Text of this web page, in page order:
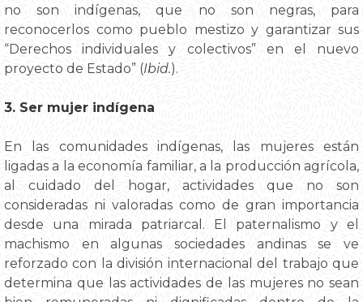
no son indígenas, que no son negras, para
reconocerlos como pueblo mestizo y garantizar sus
“Derechos individuales y colectivos” en el nuevo
proyecto de Estado” (Ibid.).
3. Ser mujer indígena
En las comunidades indígenas, las mujeres están
ligadas a la economía familiar, a la producción agrícola,
al cuidado del hogar, actividades que no son
consideradas ni valoradas como de gran importancia
desde una mirada patriarcal. El paternalismo y el
machismo en algunas sociedades andinas se ve
reforzado con la división internacional del trabajo que
determina que las actividades de las mujeres no sean